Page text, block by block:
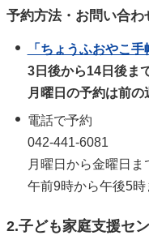
予約方法・お問い合わ
「ちょうふおやこ手
3日後から14日後ま
月曜日の予約は前
電話で予約
042-441-6081
月曜日から金曜日
午前9時から午後5時
2.子ども家庭支援セ